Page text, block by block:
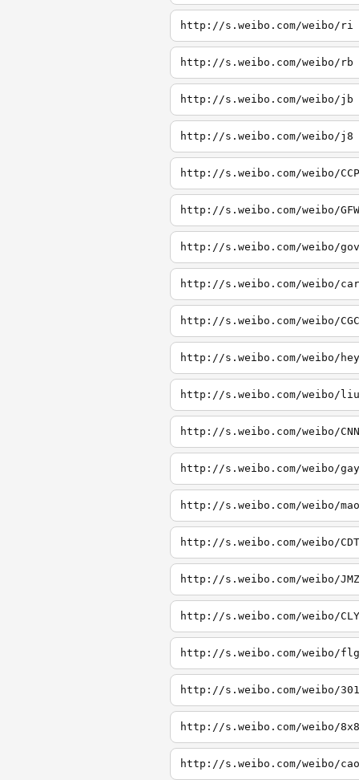
http://s.weibo.com/weibo/ri
http://s.weibo.com/weibo/rb
http://s.weibo.com/weibo/jb
http://s.weibo.com/weibo/j8
http://s.weibo.com/weibo/CCP
http://s.weibo.com/weibo/GFW
http://s.weibo.com/weibo/gov
http://s.weibo.com/weibo/car
http://s.weibo.com/weibo/CGC
http://s.weibo.com/weibo/hey
http://s.weibo.com/weibo/liu
http://s.weibo.com/weibo/CNN
http://s.weibo.com/weibo/gay
http://s.weibo.com/weibo/mao
http://s.weibo.com/weibo/CDT
http://s.weibo.com/weibo/JMZ
http://s.weibo.com/weibo/CLY
http://s.weibo.com/weibo/flg
http://s.weibo.com/weibo/301
http://s.weibo.com/weibo/8x8
http://s.weibo.com/weibo/cao